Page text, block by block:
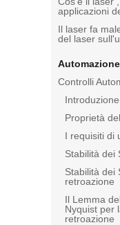
applicazioni
Il laser fa
del laser
Automazione
Controlli
Proprietà
I requisiti di
Stabilità dei
Stabilità dei
retroazione
Il Lemma
Nyquist per
retroazione